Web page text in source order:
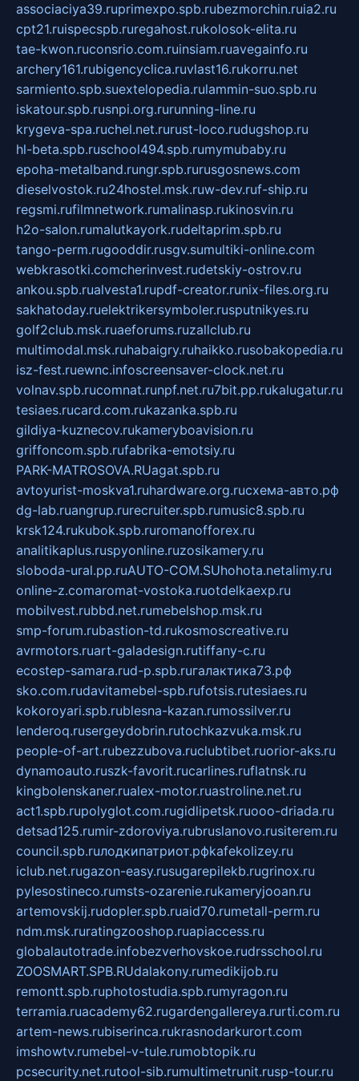
associaciya39.ruprimexpo.spb.rubezmorchin.ruia2.ru
cpt21.ruispecspb.ruregahost.rukolosok-elita.ru
tae-kwon.ruconsrio.com.ruinsiam.ruavegainfo.ru
archery161.rubigencyclica.ruvlast16.rukorru.net
sarmiento.spb.suextelopedia.rulammin-suo.spb.ru
iskatour.spb.rusnpi.org.rurunning-line.ru
krygeva-spa.ruchel.net.rurust-loco.rudugshop.ru
hl-beta.spb.ruschool494.spb.rumymubaby.ru
epoha-metalband.rungr.spb.rurusgosnews.com
dieselvostok.ru24hostel.msk.ruw-dev.ruf-ship.ru
regsmi.rufilmnetwork.rumalinasp.rukinosvin.ru
h2o-salon.rumalutkayork.rudeltaprim.spb.ru
tango-perm.rugooddir.rusgv.sumultiki-online.com
webkrasotki.comcherinvest.rudetskiy-ostrov.ru
ankou.spb.rualvesta1.rupdf-creator.runix-files.org.ru
sakhatoday.ruelektrikersymboler.rusputnikyes.ru
golf2club.msk.ruaeforums.ruzallclub.ru
multimodal.msk.ruhabaigry.ruhaikko.rusobakopedia.ru
isz-fest.ruewnc.infoscreensaver-clock.net.ru
volnav.spb.rucomnat.runpf.net.ru7bit.pp.rukalugatur.ru
tesiaes.rucard.com.rukazanka.spb.ru
gildiya-kuznecov.rukameryboavision.ru
griffoncom.spb.rufabrika-emotsiy.ru
PARK-MATROSOVA.RUagat.spb.ru
avtoyurist-moskva1.ruhardware.org.ruсхема-авто.рф
dg-lab.ruangrup.rurecruiter.spb.rumusic8.spb.ru
krsk124.rukubok.spb.ruromanofforex.ru
analitikaplus.ruspyonline.ruzosikamery.ru
sloboda-ural.pp.ruAUTO-COM.SUhohota.netalimy.ru
online-z.comaromat-vostoka.ruotdelkaexp.ru
mobilvest.rubbd.net.rumebelshop.msk.ru
smp-forum.rubastion-td.rukosmoscreative.ru
avrmotors.ruart-galadesign.rutiffany-c.ru
ecostep-samara.rud-p.spb.ruгалактика73.рф
sko.com.rudavitamebel-spb.rufotsis.rutesiaes.ru
kokoroyari.spb.rublesna-kazan.rumossilver.ru
lenderoq.rusergeydobrin.rutochkazvuka.msk.ru
people-of-art.rubezzubova.ruclubtibet.ruorior-aks.ru
dynamoauto.ruszk-favorit.rucarlines.ruflatnsk.ru
kingbolenskaner.rualex-motor.ruastroline.net.ru
act1.spb.rupolyglot.com.rugidlipetsk.ruooo-driada.ru
detsad125.rumir-zdoroviya.rubruslanovo.rusiterem.ru
council.spb.ruлодкипатриот.рфkafekolizey.ru
iclub.net.rugazon-easy.rusugarepilekb.rugrinox.ru
pylesostineco.rumsts-ozarenie.rukameryjooan.ru
artemovskij.rudopler.spb.ruaid70.rumetall-perm.ru
ndm.msk.ruratingzooshop.ruapiaccess.ru
globalautotrade.infobezverhovskoe.rudrsschool.ru
ZOOSMART.SPB.RUdalakony.rumedikijob.ru
remontt.spb.ruphotostudia.spb.rumyragon.ru
terramia.ruacademy62.rugardengallereya.rurti.com.ru
artem-news.rubiserinca.rukrasnodarkurort.com
imshowtv.rumebel-v-tule.rumobtopik.ru
pcsecurity.net.rutool-sib.rumultimetrunit.rusp-tour.ru